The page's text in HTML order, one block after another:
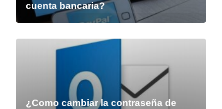
cuenta bancaria?
¿Como cambiar la contraseña de